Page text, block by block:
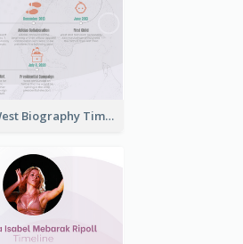
Kanye West Biography Timeline